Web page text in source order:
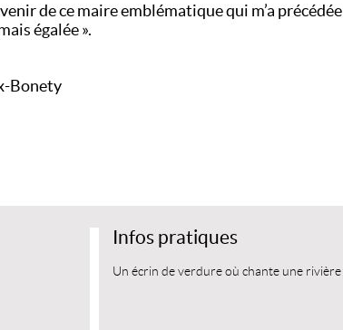
de ce maire emblématique qui m’a
égalée ».
Bonety
Infos pratiques
Un écrin de verdure où chante une rivière